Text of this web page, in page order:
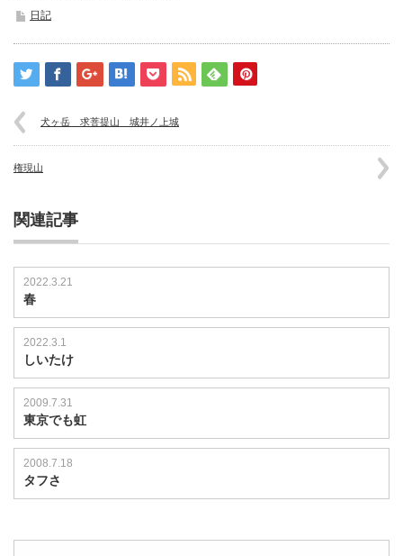
ァ
ト
九
州
日記
犬ヶ岳 求菩提山 城井ノ上城
権現山
関連記事
2022.3.21
春
2022.3.1
しいたけ
2009.7.31
東京でも虹
2008.7.18
タフさ